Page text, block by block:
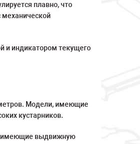
плавно, что
и индикатором текущего
Модели, имеющие
кустарников.
имеющие выдвижную